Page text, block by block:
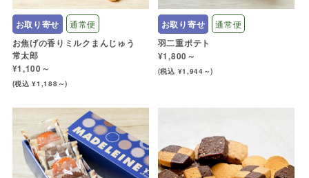
お取り寄せ 通常便
お焦げの香りミルクまんじゅう
常太郎
¥1,100～
(税込 ¥1,188～)
お取り寄せ 通常便
羽二重ポテト
¥1,800～
(税込 ¥1,944～)